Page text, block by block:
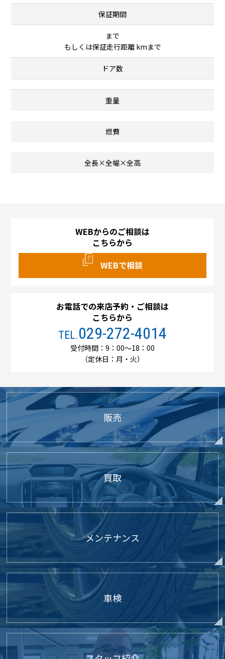
保証期間
まで
もしくは保証走行距離 kmまで
ドア数
重量
燃費
全長×全幅×全高
WEBからのご相談は
こちらから
WEBで相談
お電話での来店予約・ご相談は
こちらから
TEL.029-272-4014
受付時間：9：00～18：00
（定休日：月・火）
販売
買取
メンテナンス
車検